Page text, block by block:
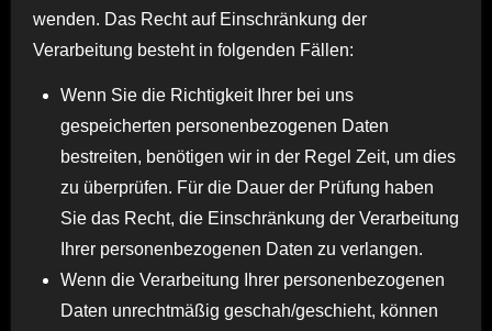
wenden. Das Recht auf Einschränkung der
Verarbeitung besteht in folgenden Fällen:
Wenn Sie die Richtigkeit Ihrer bei uns
gespeicherten personenbezogenen Daten
bestreiten, benötigen wir in der Regel Zeit, um dies
zu überprüfen. Für die Dauer der Prüfung haben
Sie das Recht, die Einschränkung der Verarbeitung
Ihrer personenbezogenen Daten zu verlangen.
Wenn die Verarbeitung Ihrer personenbezogenen
Daten unrechtmäßig geschah/geschieht, können